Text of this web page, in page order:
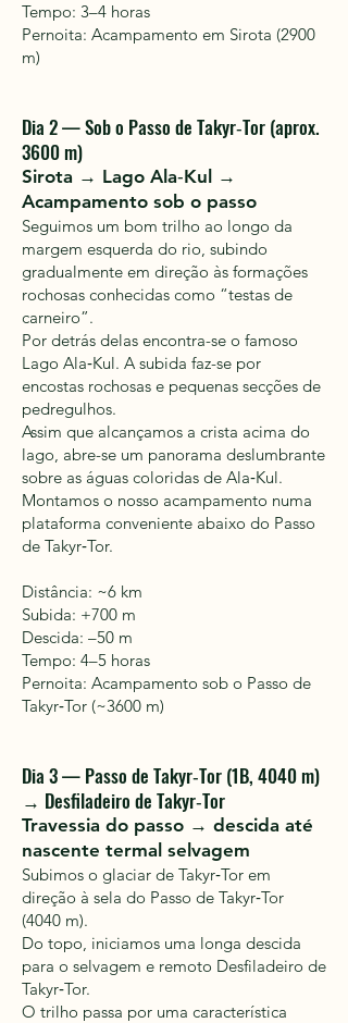
Tempo: 3–4 horas
Pernoita: Acampamento em Sirota (2900
m)
Dia 2 — Sob o Passo de Takyr‑Tor (aprox.
3600 m)
Sirota → Lago Ala‑Kul →
Acampamento sob o passo
Seguimos um bom trilho ao longo da
margem esquerda do rio, subindo
gradualmente em direção às formações
rochosas conhecidas como “testas de
carneiro”.
Por detrás delas encontra-se o famoso
Lago Ala‑Kul. A subida faz-se por
encostas rochosas e pequenas secções de
pedregulhos.
Assim que alcançamos a crista acima do
lago, abre-se um panorama deslumbrante
sobre as águas coloridas de Ala‑Kul.
Montamos o nosso acampamento numa
plataforma conveniente abaixo do Passo
de Takyr‑Tor.
Distância: ~6 km
Subida: +700 m
Descida: –50 m
Tempo: 4–5 horas
Pernoita: Acampamento sob o Passo de
Takyr‑Tor (~3600 m)
Dia 3 — Passo de Takyr‑Tor (1B, 4040 m)
→ Desfiladeiro de Takyr‑Tor
Travessia do passo → descida até
nascente termal selvagem
Subimos o glaciar de Takyr‑Tor em
direção à sela do Passo de Takyr‑Tor
(4040 m).
Do topo, iniciamos uma longa descida
para o selvagem e remoto Desfiladeiro de
Takyr‑Tor.
O trilho passa por uma característica